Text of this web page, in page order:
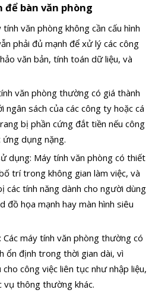
bàn văn phòng
văn phòng không cần cấu hình
phải đủ mạnh để xử lý các công
văn bản, tính toán dữ liệu, và
văn phòng thường có giá thành
ngân sách của các công ty hoặc cá
bị phần cứng đắt tiền nếu công
ứng dụng nặng.
dụng: Máy tính văn phòng có thiết
trí trong không gian làm việc, và
tính năng dành cho người dùng
đồ họa mạnh hay màn hình siêu
máy tính văn phòng thường có
ổn định trong thời gian dài, vì
công việc liên tục như nhập liệu,
vụ thông thường khác.